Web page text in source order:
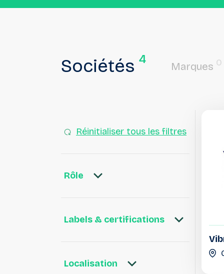
Sociétés 4
Marques 0
Réinitialiser tous les filtres
Rôle
Labels & certifications
Localisation